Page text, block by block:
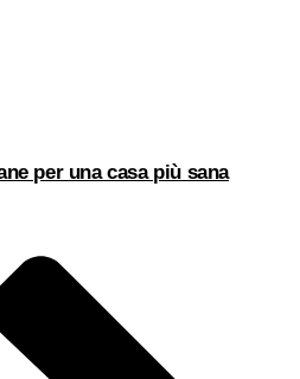
per una casa più sana